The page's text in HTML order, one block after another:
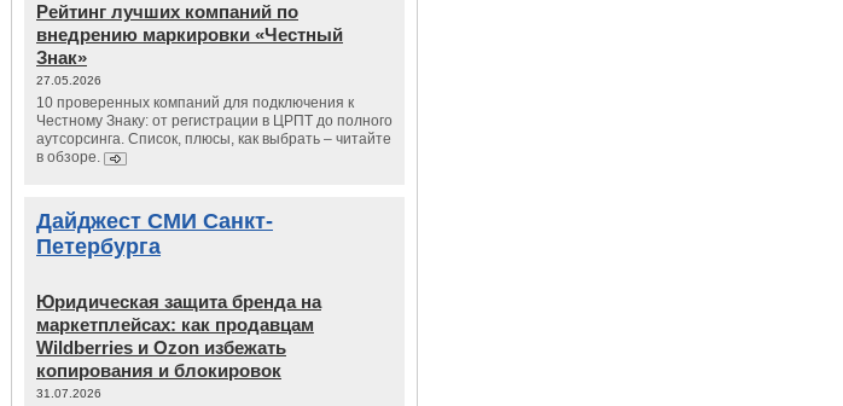
Рейтинг лучших компаний по
внедрению маркировки «Честный
Знак»
27.05.2026
10 проверенных компаний для подключения к
Честному Знаку: от регистрации в ЦРПТ до полного
аутсорсинга. Список, плюсы, как выбрать – читайте
в обзоре.
Дайджест СМИ Санкт-
Петербурга
Юридическая защита бренда на
маркетплейсах: как продавцам
Wildberries и Ozon избежать
копирования и блокировок
31.07.2026